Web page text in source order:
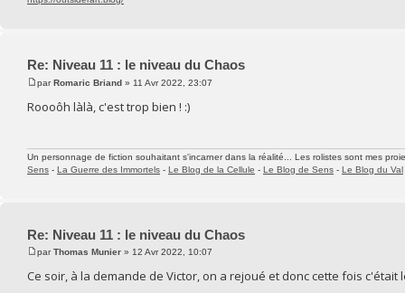
Re: Niveau 11 : le niveau du Chaos
parRomaric Briand » 11 Avr 2022, 23:07
Roooôh làlà, c'est trop bien ! :)
Un personnage de fiction souhaitant s'incarner dans la réalité... Les rolistes sont mes
Sens - La Guerre des Immortels - Le Blog de la Cellule - Le Blog de Sens - Le Blog du Val
Re: Niveau 11 : le niveau du Chaos
parThomas Munier » 12 Avr 2022, 10:07
Ce soir, à la demande de Victor, on a rejoué et donc cette fois c'était